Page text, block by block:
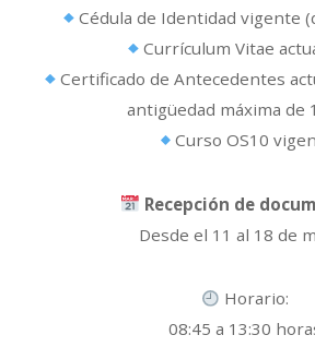
Cédula de Identidad vigente
Currículum Vitae
Certificado de Antecedentes
antigüedad máxima de
Curso OS10
Recepción de
Desde el 11 al 18 de
Horario:
08:45 a 13:30